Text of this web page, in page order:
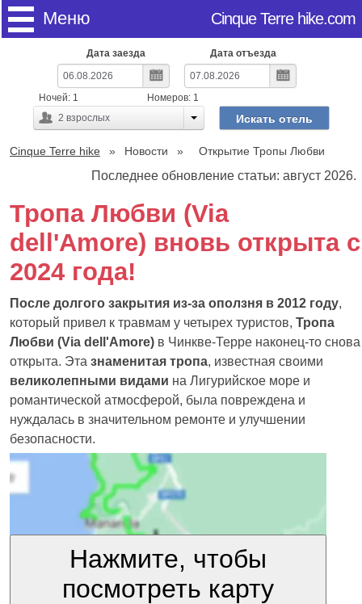
Меню Cinque Terre hike.com
Дата заезда Дата отъезда
2 взрослых
Ночей: 1 Номеров: 1
Искать отель
Cinque Terre hike Новости Открытие Тропы Любви
Последнее обновление статьи: август 2026.
Тропа Любви (Via
dell'Amore) вновь открыта с
2024 года!
После долгого закрытия из-за оползня в 2012 году,
который привел к травмам у четырех туристов, Тропа
Любви (Via dell'Amore) в Чинкве-Терре наконец-то снова
открыта. Эта знаменитая тропа, известная своими
великолепными видами на Лигурийское море и
романтической атмосферой, была повреждена и
нуждалась в значительном ремонте и улучшении
безопасности.
Нажмите, чтобы
посмотреть карту